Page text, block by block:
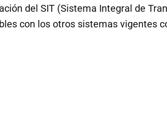
del SIT (Sistema Integral de
con los otros sistemas vigentes